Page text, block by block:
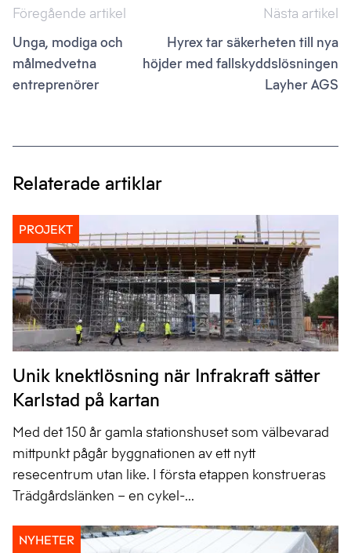
Inläggsnavigering
Föregående artikel
Unga, modiga och
målmedvetna
entreprenörer
Nästa artikel
Hyrex tar säkerheten till nya
höjder med fallskyddslösningen
Layher AGS
Relaterade artiklar
PROJEKT
Unik knektlösning när Infrakraft sätter
Karlstad på kartan
Med det 150 år gamla stationshuset som välbevarad
mittpunkt pågår byggnationen av ett nytt
resecentrum utan like. I första etappen konstrueras
Trädgårdslänken – en cykel-...
NYHETER